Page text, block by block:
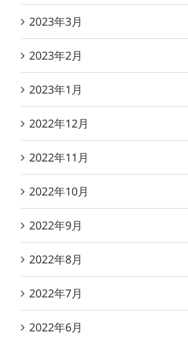
2023年3月
2023年2月
2023年1月
2022年12月
2022年11月
2022年10月
2022年9月
2022年8月
2022年7月
2022年6月